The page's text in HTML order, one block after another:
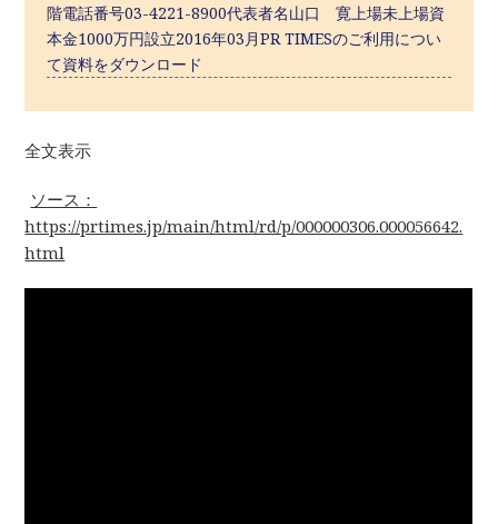
階電話番号03-4221-8900代表者名山口 寛上場未上場資
本金1000万円設立2016年03月PR TIMESのご利用につい
て資料をダウンロード
全文表示
ソース：
https://prtimes.jp/main/html/rd/p/000000306.000056642.
html